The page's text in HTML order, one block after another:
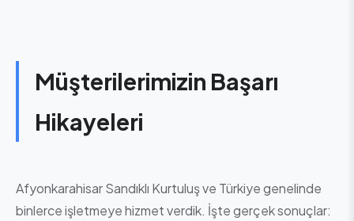
Müşterilerimizin Başarı
Hikayeleri
Afyonkarahisar Sandıklı Kurtuluş ve Türkiye genelinde
binlerce işletmeye hizmet verdik. İşte gerçek sonuçlar: